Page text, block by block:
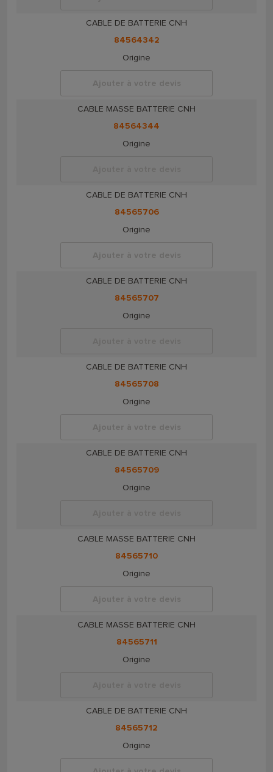
CABLE DE BATTERIE CNH
84564342
Origine
Ajouter à votre devis
CABLE MASSE BATTERIE CNH
84564344
Origine
CABLE DE BATTERIE CNH
84565706
Origine
Ajouter à votre devis
CABLE DE BATTERIE CNH
84565707
Origine
CABLE DE BATTERIE CNH
84565708
Origine
Ajouter à votre devis
CABLE DE BATTERIE CNH
84565709
Origine
CABLE MASSE BATTERIE CNH
84565710
Origine
Ajouter à votre devis
CABLE MASSE BATTERIE CNH
84565711
Origine
CABLE DE BATTERIE CNH
84565712
Origine